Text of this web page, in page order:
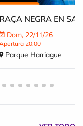
RAÇA NEGRA EN
Dom, 22/11/26
Apertura 20:00
Parque Harriague